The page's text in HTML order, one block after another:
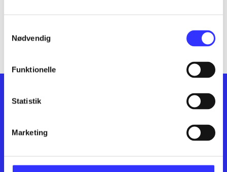
Nødvendig
Funktionelle
Statistik
Marketing
lorem ipsum dolor sit amet ...